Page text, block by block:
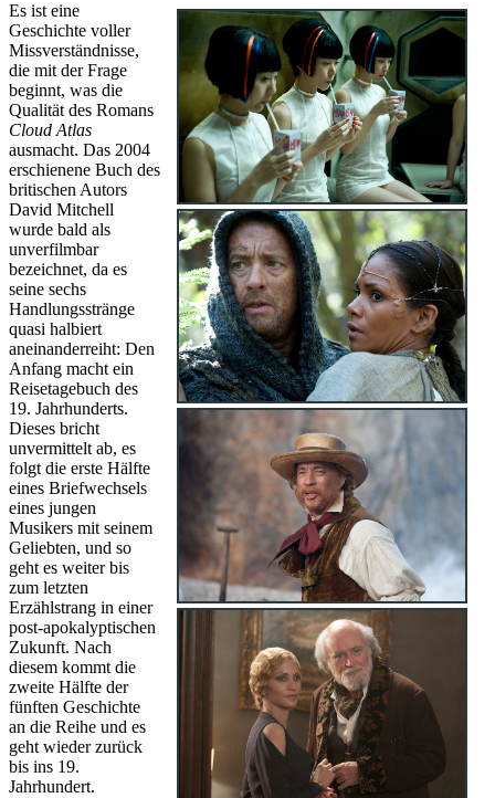
Es ist eine
Geschichte voller
Missverständnisse,
die mit der Frage
beginnt, was die
Qualität des Romans
Cloud Atlas
ausmacht. Das 2004
erschienene Buch des
britischen Autors
David Mitchell
wurde bald als
unverfilmbar
bezeichnet, da es
seine sechs
Handlungsstränge
quasi halbiert
aneinanderreiht: Den
Anfang macht ein
Reisetagebuch des
19. Jahrhunderts.
Dieses bricht
unvermittelt ab, es
folgt die erste Hälfte
eines Briefwechsels
eines jungen
Musikers mit seinem
Geliebten, und so
geht es weiter bis
zum letzten
Erzählstrang in einer
post-apokalyptischen
Zukunft. Nach
diesem kommt die
zweite Hälfte der
fünften Geschichte
an die Reihe und es
geht wieder zurück
bis ins 19.
Jahrhundert.